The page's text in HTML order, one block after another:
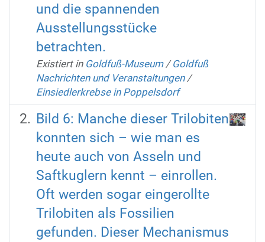
und die spannenden
Ausstellungsstücke
betrachten.
Existiert in Goldfuß-Museum /Goldfuß
Nachrichten und Veranstaltungen /
Einsiedlerkrebse in Poppelsdorf
Bild 6: Manche dieser Trilobiten
konnten sich – wie man es
heute auch von Asseln und
Saftkuglern kennt – einrollen.
Oft werden sogar eingerollte
Trilobiten als Fossilien
gefunden. Dieser Mechanismus